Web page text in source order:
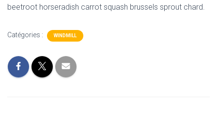
beetroot horseradish carrot squash brussels sprout chard.
Catégories : WINDMILL